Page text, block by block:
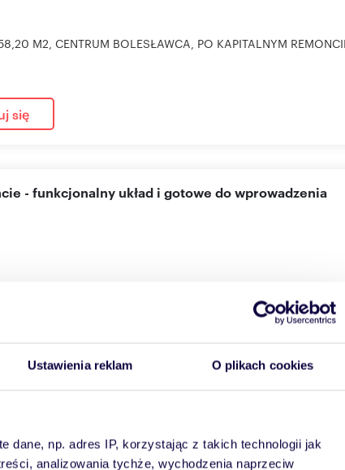
Ustawienia reklam O plikach cookies
dane, np. adres IP, korzystając z takich technologii jak
analizowania tychże, wychodzenia naprzeciw
M2, CENTRUM BOLESŁAWCA, PO KAPITALNYM
się
- funkcjonalny układ i gotowe do wprowadzenia
PO KAPITALNYM REMONCIE, 52,72 m2, UL. CHROBREGO,
w kamienicy polecam